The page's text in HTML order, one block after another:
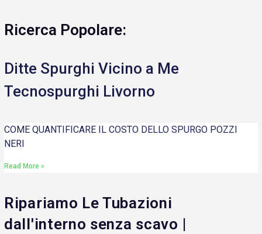
Ricerca Popolare:
Ditte Spurghi Vicino a Me
Tecnospurghi Livorno
COME QUANTIFICARE IL COSTO DELLO SPURGO POZZI
NERI
Read More »
Ripariamo Le Tubazioni
dall'interno senza scavo |